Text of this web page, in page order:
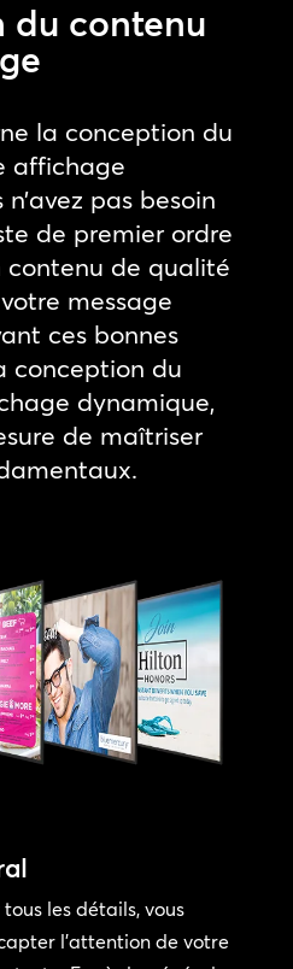
du contenu
la conception du
affichage
pas besoin
de premier ordre
contenu de qualité
message
ces bonnes
conception du
dynamique,
de maîtriser
les détails, vous
l’attention de votre